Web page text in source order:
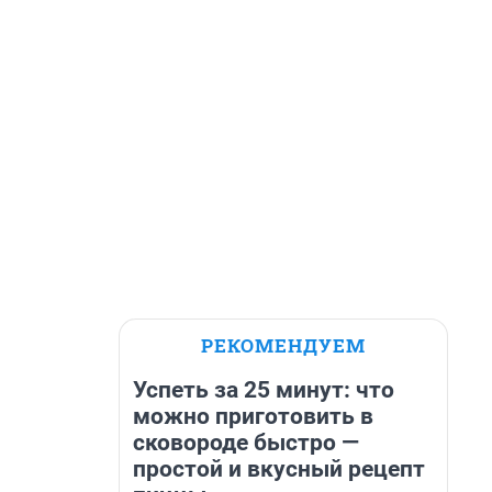
РЕКОМЕНДУЕМ
Успеть за 25 минут: что
можно приготовить в
сковороде быстро —
простой и вкусный рецепт